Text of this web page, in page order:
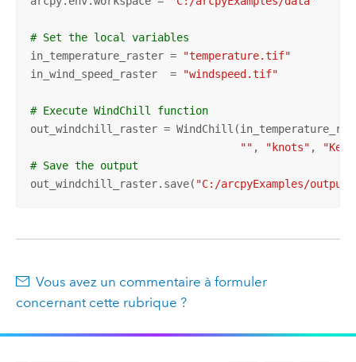
# Set the local variables
in_temperature_raster =
"temperature.tif"
in_wind_speed_raster  =
"windspeed.tif"
# Execute WindChill function
out_windchill_raster =
"" , "knots" ,
# Save the output
out_windchill_raster.save( "C:/arcpyExamples/
Vous avez un commentaire à formuler
concernant cette rubrique ?